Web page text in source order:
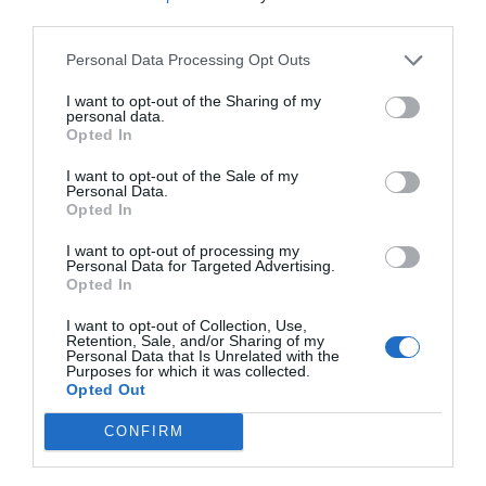
Personal Data Processing Opt Outs
I want to opt-out of the Sharing of my
personal data.
Opted In
I want to opt-out of the Sale of my
Personal Data.
Opted In
I want to opt-out of processing my
Personal Data for Targeted Advertising.
Opted In
I want to opt-out of Collection, Use,
Retention, Sale, and/or Sharing of my
Personal Data that Is Unrelated with the
Purposes for which it was collected.
Opted Out
CONFIRM
Σε κάθε περίπτωση, αυτό που μένει ως αίσθηση είναι
σε όλα της. Από το πρωί μέχρι το βράδυ. Γεμάτη (ωραίο)
κόσμο και (ωραία) μαγαζιά, που ξέρει να διασκεδάζει, να
χαίρεται τις μικρές στιγμές με τα τεράστια ψυχολογικά
οφέλη.
Και σαν πεινάσεις; Κανένα πρόβλημα, είσαι σε
γαστρονομικό παράδεισο. Με την περιλάλητη
προτείνουμε; Σίγουρα, τιςΒερσαλλίες
, το μαγειρειό με
το καταπληκτικό «μαμαδίστικο» φαγητό.
Στου Κώστα
θα θυμηθείς τι σημαίνει πραγματικά «ελληνική
παραδοσιακή ταβέρνα», μιλάμε για ωδή στην απλότητα
και στη νοστιμιά. Το εξαιρετικό
όσους αγαπούν το comfort και τη δημιουργικότητα, το